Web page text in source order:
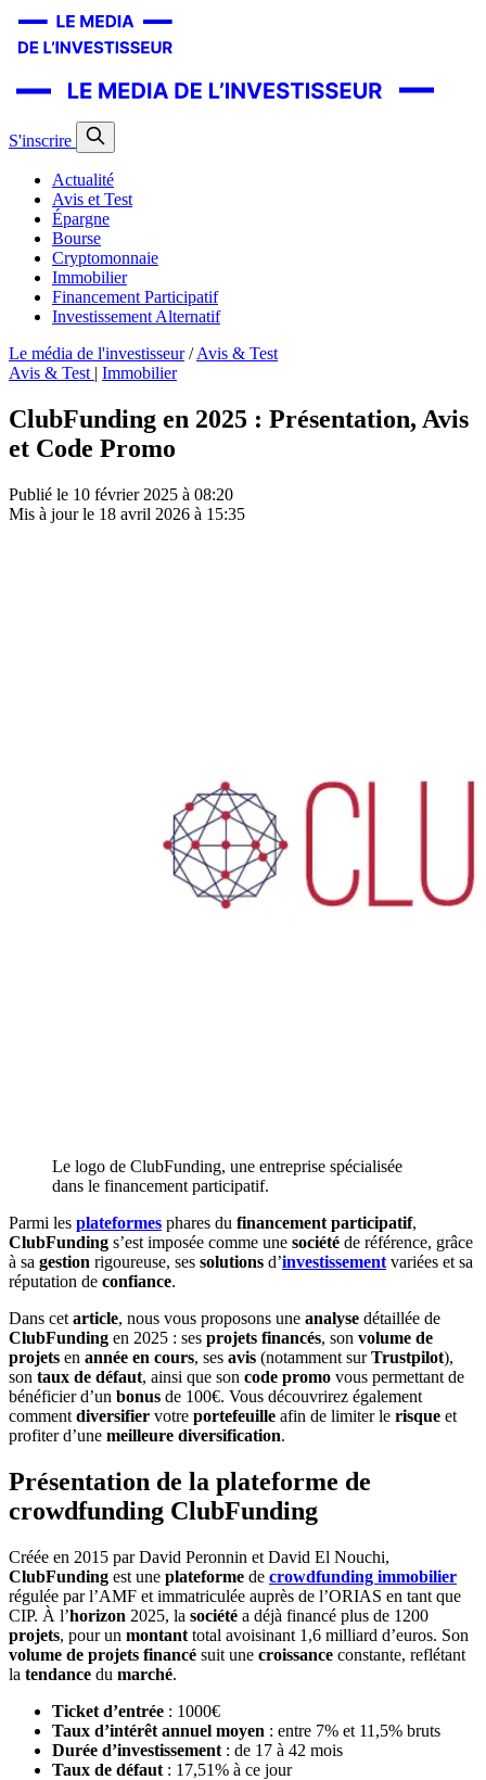
S'inscrire
Actualité
Avis et Test
Épargne
Bourse
Cryptomonnaie
Immobilier
Financement Participatif
Investissement Alternatif
Le média de l'investisseur / Avis & Test
Avis & Test | Immobilier
ClubFunding en 2025 : Présentation, Avis
et Code Promo
Publié le 10 février 2025 à 08:20
Mis à jour le 18 avril 2026 à 15:35
Le logo de ClubFunding, une entreprise spécialisée
dans le financement participatif.
Parmi les plateformes phares du financement participatif,
ClubFunding s’est imposée comme une société de référence, grâce
à sa gestion rigoureuse, ses solutions d’investissement variées et sa
réputation de confiance.
Dans cet article, nous vous proposons une analyse détaillée de
ClubFunding en 2025 : ses projets financés, son volume de
projets en année en cours, ses avis (notamment surTrustpilot),
son taux de défaut, ainsi que son code promo vous permettant de
bénéficier d’un bonus de 100€. Vous découvrirez également
comment diversifier votre portefeuille afin de limiter le risque et
profiter d’une meilleure diversification.
Présentation de la plateforme de
crowdfunding ClubFunding
Créée en 2015 par David Peronnin et David El Nouchi,
ClubFunding est une plateforme de crowdfunding immobilier
régulée par l’AMF et immatriculée auprès de l’ORIAS en tant que
CIP. À l’horizon 2025, la société a déjà financé plus de 1200
projets, pour un montant total avoisinant 1,6 milliard d’euros. Son
volume de projets financé suit une croissance constante, reflétant
la tendance du marché.
Ticket d’entrée : 1000€
Taux d’intérêt annuel moyen : entre 7% et 11,5% bruts
Durée d’investissement : de 17 à 42 mois
Taux de défaut : 17,51% à ce jour